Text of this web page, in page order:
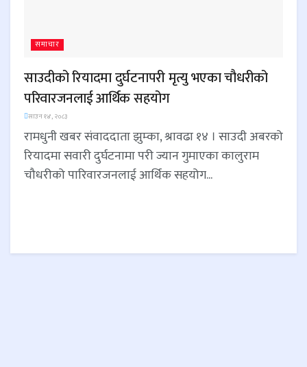
समाचार
साउदीको रियादमा दुर्घटनापरी मृत्यु भएका चौधरीको
परिवारजनलाई आर्थिक सहयोग
साउन १४, २०८३
रामधुनी खबर संवाददाता झुम्का, श्रावढा १४ । साउदी अबरको
रियादमा सवारी दुर्घटनामा परी ज्यान गुमाएका कालुराम
चौधरीको पारिवारजनलाई आर्थिक सहयोग...